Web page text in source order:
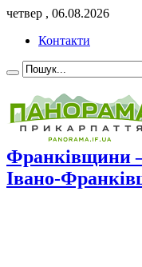
четвер , 06.08.2026
Контакти
Франківщини
Івано-